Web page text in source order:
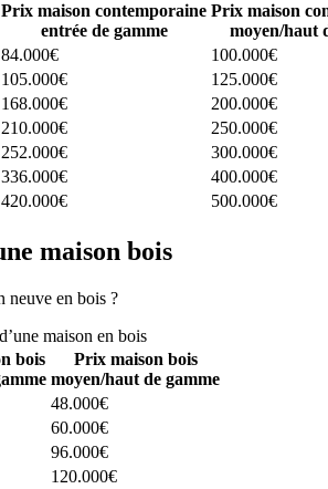
Prix maison contemporaine
entrée de gamme
Prix maison
moyen/haut
84.000€
100.000€
105.000€
125.000€
168.000€
200.000€
210.000€
250.000€
252.000€
300.000€
336.000€
400.000€
420.000€ 500.000€
maison bois
neuve en bois ?
maison en bois
bois
Prix maison bois
moyen/haut de gamme
48.000€
60.000€
96.000€
120.000€